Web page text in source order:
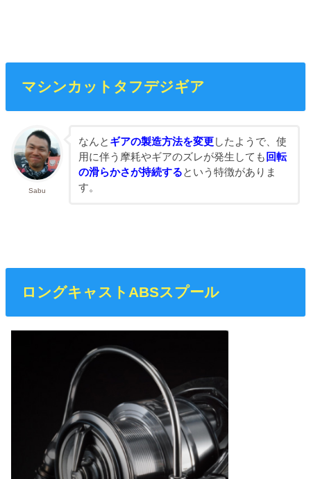
マシンカットタフデジギア
Sabu
なんと ギアの製造方法を変更したようで、使
用に伴う摩耗やギアのズレが発生しても 回転
の滑らかさが持続するという特徴がありま
す。
ロングキャストABSスプール